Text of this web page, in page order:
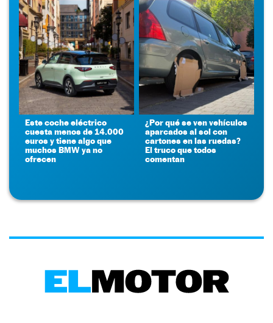
Este coche eléctrico
cuesta menos de 14.000
euros y tiene algo que
muchos BMW ya no
ofrecen
¿Por qué se ven vehículos
aparcados al sol con
cartones en las ruedas?
El truco que todos
comentan